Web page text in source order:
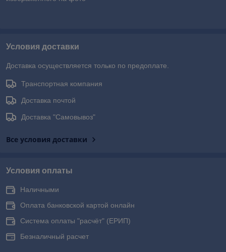
Условия доставки
Доставка осуществляется только по предоплате.
Транспортная компания
Доставка почтой
Доставка "Самовывоз"
Все условия доставки
Условия оплаты
Наличными
Оплата банковской картой онлайн
Система оплаты "расчёт" (ЕРИП)
Безналичный расчет